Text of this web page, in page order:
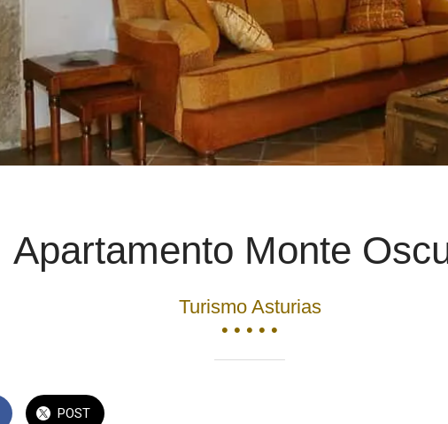
Apartamento Monte
Turismo Asturias
• • • • •
POST